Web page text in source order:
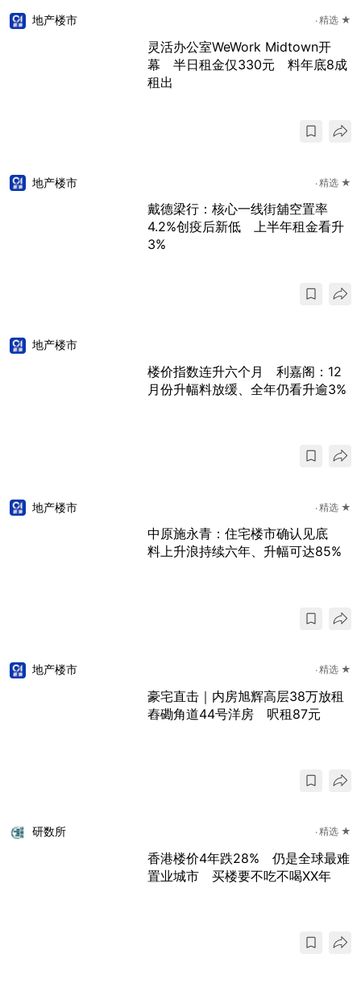
地产楼市 精选 ★
灵活办公室WeWork Midtown开
幕 半日租金仅330元 料年底8成
租出
地产楼市 精选 ★
戴德梁行：核心一线街舖空置率
4.2%创疫后新低 上半年租金看升
3%
地产楼市
楼价指数连升六个月 利嘉阁：12
月份升幅料放缓、全年仍看升逾3%
地产楼市 精选 ★
中原施永青：住宅楼市确认见底
料上升浪持续六年、升幅可达85%
地产楼市 精选 ★
豪宅直击｜内房旭辉高层38万放租
舂磡角道44号洋房 呎租87元
研数所 精选 ★
香港楼价4年跌28% 仍是全球最难
置业城市 买楼要不吃不喝XX年